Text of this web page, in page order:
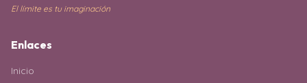
El límite es tu imaginación
Enlaces
Inicio